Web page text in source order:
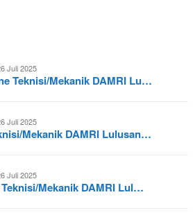
Juli 2025
Teknisi/Mekanik DAMRI Lu…
Juli 2025
Mekanik DAMRI Lulusan…
Juli 2025
Mekanik DAMRI Lul…